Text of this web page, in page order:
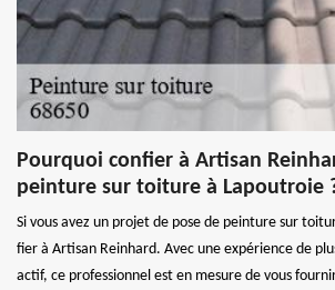
Pourquoi confier à Artisan
peinture sur toiture à Lapoutroie
Si vous avez un projet de pose de peinture sur
fier à Artisan Reinhard. Avec une expérience de
actif, ce professionnel est en mesure de vous